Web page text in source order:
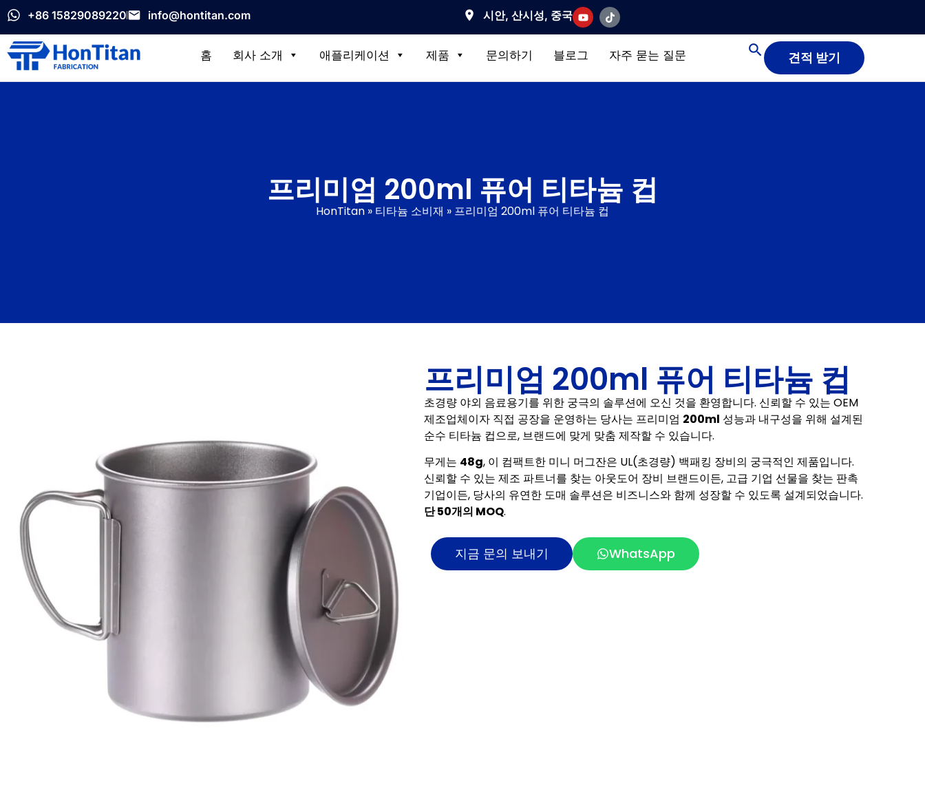
+86 15829089220 info@hontitan.com 시안, 산시성, 중국
홈 회사 소개 애플리케이션 제품 문의하기 블로그 자주 묻는 질문 견적 받기
프리미엄 200ml 퓨어 티타늄 컵
HonTitan » 티타늄 소비재 » 프리미엄 200ml 퓨어 티타늄 컵
프리미엄 200ml 퓨어 티타늄 컵
초경량 야외 음료용기를 위한 궁극의 솔루션에 오신 것을 환영합니다. 신뢰할 수 있는 OEM
제조업체이자 직접 공장을 운영하는 당사는 프리미엄 200ml 성능과 내구성을 위해 설계된
순수 티타늄 컵으로, 브랜드에 맞게 맞춤 제작할 수 있습니다.
무게는 48g, 이 컴팩트한 미니 머그잔은 UL(초경량) 백패킹 장비의 궁극적인 제품입니다.
신뢰할 수 있는 제조 파트너를 찾는 아웃도어 장비 브랜드이든, 고급 기업 선물을 찾는 판촉
기업이든, 당사의 유연한 도매 솔루션은 비즈니스와 함께 성장할 수 있도록 설계되었습니다.
단 50개의 MOQ.
지금 문의 보내기 WhatsApp